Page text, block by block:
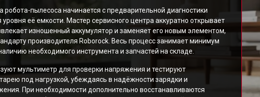
робота-пылесоса начинается с предварительной диагностики
её емкости. Мастер сервисного центра аккуратно открывает
изношенный аккумулятор и заменяет его новым элементом,
производителя Roborock. Весь процесс занимает минимум
необходимого инструмента и запчастей на складе.
мультиметр для проверки напряжения и тестируют
под нагрузкой, убеждаясь в надёжности зарядки и
При необходимости дополнительно восстанавливаются